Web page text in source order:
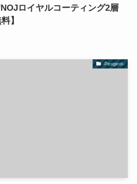
NOJロイヤルコーティング2層
】
-Peugeot-